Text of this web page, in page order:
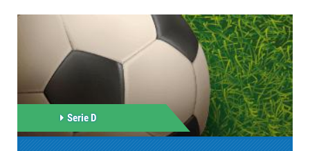
Serie D